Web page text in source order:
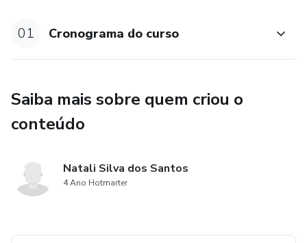
01 Cronograma do curso
Saiba mais sobre quem criou o
conteúdo
Natali Silva dos Santos
4 Ano Hotmarter